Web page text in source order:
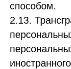
способом.
2.13.